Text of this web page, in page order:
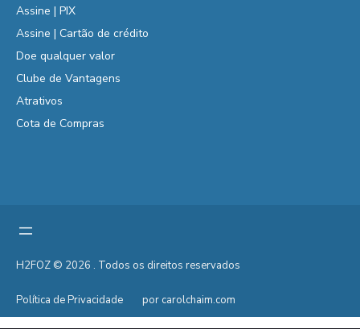
Assine | PIX
Assine | Cartão de crédito
Doe qualquer valor
Clube de Vantagens
Atrativos
Cota de Compras
H2FOZ © 2026 . Todos os direitos reservados
Política de Privacidade por carolchaim.com